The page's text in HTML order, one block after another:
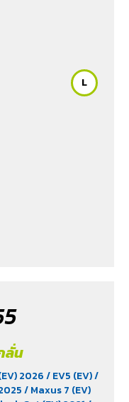
L
ลั่น
2026/ EV5 (EV)/
/ Maxus 7 (EV)